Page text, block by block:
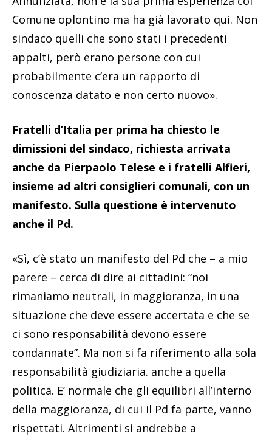
Comune oplontino ma ha già lavorato qui. Non
sindaco quelli che sono stati i precedenti
appalti, però erano persone con cui
probabilmente c’era un rapporto di
conoscenza datato e non certo nuovo».
Fratelli d’Italia per prima ha chiesto le
dimissioni del sindaco, richiesta arrivata
anche da Pierpaolo Telese e i fratelli Alfieri,
insieme ad altri consiglieri comunali, con un
manifesto. Sulla questione è intervenuto
anche il Pd.
«Sì, c’è stato un manifesto del Pd che – a mio
parere – cerca di dire ai cittadini: “noi
rimaniamo neutrali, in maggioranza, in una
situazione che deve essere accertata e che se
ci sono responsabilità devono essere
condannate”. Ma non si fa riferimento alla sola
responsabilità giudiziaria. anche a quella
politica. E’ normale che gli equilibri all’interno
della maggioranza, di cui il Pd fa parte, vanno
rispettati. Altrimenti si andrebbe a